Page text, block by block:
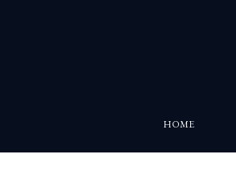
HOME